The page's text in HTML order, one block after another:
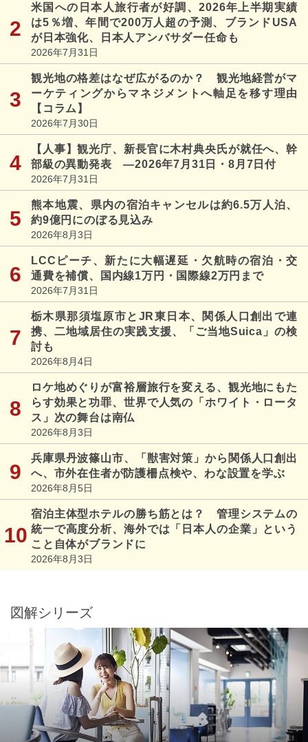
米国への日本人旅行者が好調、2026年上半期実績
は5％増、年間で200万人超の予測、ブランドUSA
が日本強化、日本人アンバサダー任命も
2026年7月31日
観光地の格差はなぜ広がるのか？ 観光地経営がマ
ーケティングからマネジメントへ軸足を移す理由
【コラム】
2026年7月30日
【人事】観光庁、新長官に木村典央氏が就任へ、幹
部級の異動発表 ―2026年7月31日・8月7日付
2026年7月31日
熊本地震、県内の宿泊キャンセルは約6.5万人泊、
約9億円にのぼる見込み
2026年8月3日
LCCピーチ、新たに大幅遅延・欠航時の宿泊・交
通費を補償、国内線1万円・国際線2万円まで
2026年7月31日
栃木県那須塩原市とJR東日本、関係人口創出で連
携、二地域居住の実践支援、「ご当地Suica」の検
討も
2026年8月4日
ロケ地めぐりが富裕層旅行を変える、観光地にもた
らす効果と功罪、世界で人気の「ホワイト・ロータ
ス」次の舞台は南仏
2026年8月3日
兵庫県丹波篠山市、「獣害対策」から関係人口創出
へ、市外在住者が防護柵点検や、わな設置を学ぶ
2026年8月5日
宿泊主体型ホテルの勝ち筋とは？ 管理システムの
統一で高度分析、海外では「日本人の企業」という
こと自体がブランドに
2026年8月3日
図解シリーズ